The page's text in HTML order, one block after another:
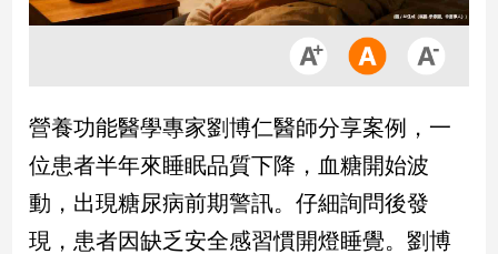
品
政
治
政
治
焦
營養功能醫學專家劉博仁醫師分享案例，一
位患者半年來睡眠品質下降，血糖開始波
動，出現糖尿病前期警訊。仔細詢問後發
現，患者因缺乏安全感習慣開燈睡覺。劉博